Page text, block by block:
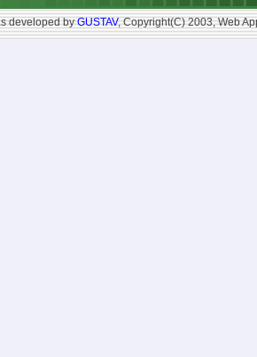
developed byGUSTAV, Copyright(C) 2003, Web